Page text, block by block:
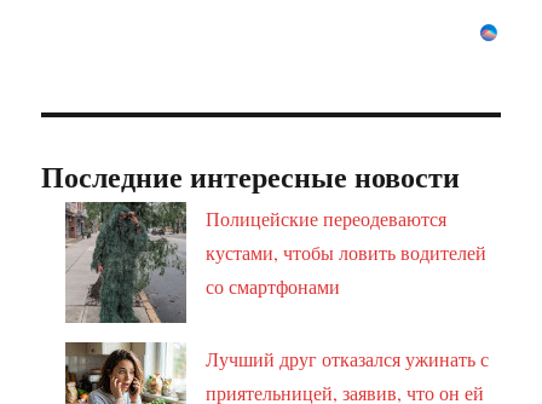
Последние интересные новости
Полицейские переодеваются
кустами, чтобы ловить водителей
со смартфонами
Лучший друг отказался ужинать с
приятельницей, заявив, что он ей